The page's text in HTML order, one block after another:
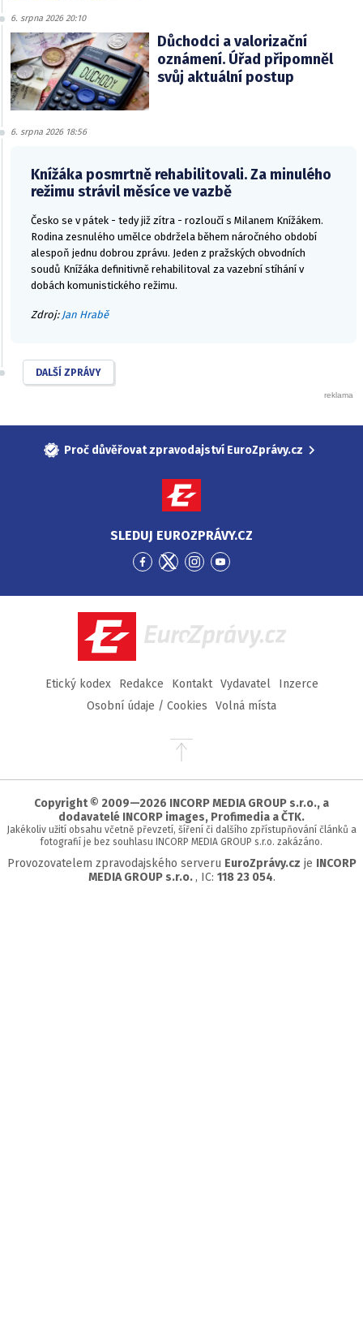
6. srpna 2026 20:10
Důchodci a valorizační
oznámení. Úřad připomněl
svůj aktuální postup
6. srpna 2026 18:56
Knížáka posmrtně rehabilitovali. Za minulého
režimu strávil měsíce ve vazbě
Česko se v pátek - tedy již zítra - rozloučí s Milanem Knížákem.
Rodina zesnulého umělce obdržela během náročného období
alespoň jednu dobrou zprávu. Jeden z pražských obvodních
soudů Knížáka definitivně rehabilitoval za vazební stíhání v
dobách komunistického režimu.
Zdroj: Jan Hrabě
DALŠÍ ZPRÁVY
Proč důvěřovat zpravodajství EuroZprávy.cz
SLEDUJ EUROZPRÁVY.CZ
Přejít
Facebook
Přejít
Twitter
Přejít
Instagram
Přejít
YouTube
EuroZprávy.cz
Etický kodex Redakce Kontakt Vydavatel
Inzerce
Osobní údaje / Cookies
Volná místa
Přejít
stránky
Copyright © 2009—2026 INCORP MEDIA GROUP s.r.o., a
dodavatelé INCORP images, Profimedia a ČTK.
Jakékoliv užití obsahu včetně převzetí, šíření či dalšího zpřístupňování článků a
fotografií je bez souhlasu INCORP MEDIA GROUP s.r.o. zakázáno.
Provozovatelem zpravodajského serveru EuroZprávy.cz je INCORP
MEDIA GROUP s.r.o. , IC: 118 23 054.